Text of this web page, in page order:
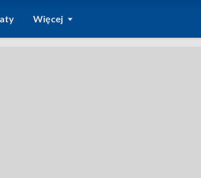
Więcej